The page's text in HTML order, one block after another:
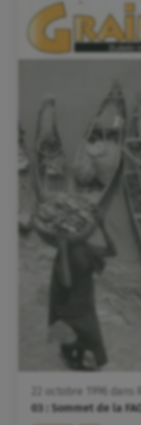
octobre dans
03 : Sommet de la